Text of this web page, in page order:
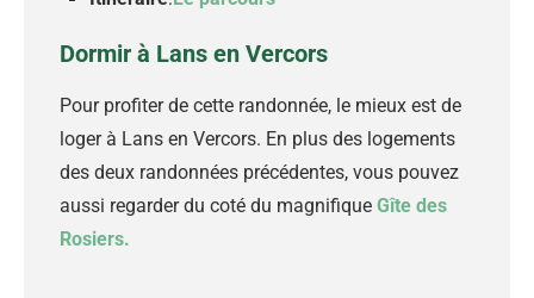
Dormir à Lans en Vercors
Pour profiter de cette randonnée, le mieux est de
loger à Lans en Vercors. En plus des logements
des deux randonnées précédentes, vous pouvez
aussi regarder du coté du magnifique Gîte des
Rosiers.